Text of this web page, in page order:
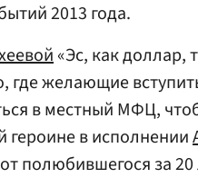
2013 года.
«Эс, как доллар,
где желающие
в местный МФЦ,
героине в исполнении
полюбившегося за